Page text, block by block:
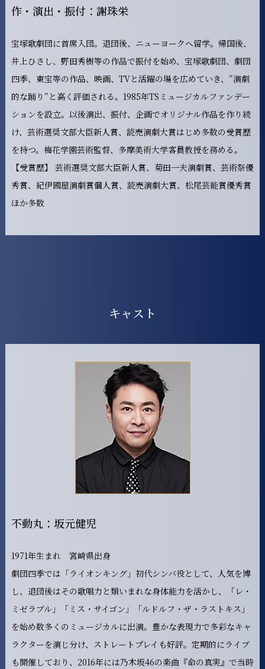
作・演出・振付：謝珠栄
宝塚歌劇団に首席入団。退団後、ニューヨークへ留学。帰国後、
井上ひさし、野田秀樹等の作品で振付を始め、宝塚歌劇団、劇団
四季、東宝等の作品、映画、TVと活躍の場を広めていき、”演劇
的な踊り”と高く評価される。1985年TSミュージカルファンデー
ションを設立。以後演出、振付、企画でオリジナル作品を作り続
け、芸術選奨文部大臣新人賞、読売演劇大賞はじめ多数の受賞歴
を持つ。梅花学園芸術監督、多摩美術大学客員教授を務める。
【受賞歴】 芸術選奨文部大臣新人賞、菊田一夫演劇賞、芸術祭優
秀賞、紀伊國屋演劇賞個人賞、読売演劇大賞、松尾芸能賞優秀賞
ほか多数
キャスト
不動丸：坂元健児
1971年生まれ 宮崎県出身
劇団四季では「ライオンキング」初代シンバ役として、人気を博
し、退団後はその歌唱力と類いまれな身体能力を活かし、「レ・
ミゼラブル」「ミス・サイゴン」「ルドルフ・ザ・ラストキス」
を始め数多くのミュージカルに出演。豊かな表現力で多彩なキャ
ラクターを演じ分け、ストレートプレイも好評。定期的にライブ
も開催しており、2016年には乃木坂46の楽曲『命の真実』で当時